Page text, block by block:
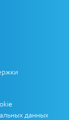
данных